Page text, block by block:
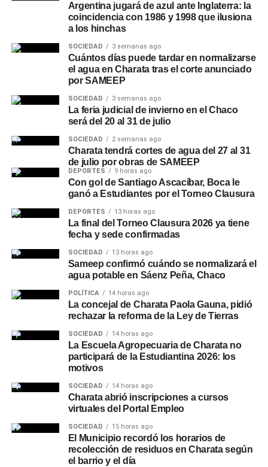
Argentina jugará de azul ante Inglaterra: la
coincidencia con 1986 y 1998 que ilusiona
a los hinchas
SOCIEDAD 3 semanas ago
Cuántos días puede tardar en normalizarse
el agua en Charata tras el corte anunciado
por SAMEEP
SOCIEDAD 3 semanas ago
La feria judicial de invierno en el Chaco
será del 20 al 31 de julio
SOCIEDAD 2 semanas ago
Charata tendrá cortes de agua del 27 al 31
de julio por obras de SAMEEP
DEPORTES 9 horas ago
Con gol de Santiago Ascacíbar, Boca le
ganó a Estudiantes por el Torneo Clausura
DEPORTES 13 horas ago
La final del Torneo Clausura 2026 ya tiene
fecha y sede confirmadas
SOCIEDAD 13 horas ago
Sameep confirmó cuándo se normalizará el
agua potable en Sáenz Peña, Chaco
POLÍTICA 14 horas ago
La concejal de Charata Paola Gauna, pidió
rechazar la reforma de la Ley de Tierras
SOCIEDAD 14 horas ago
La Escuela Agropecuaria de Charata no
participará de la Estudiantina 2026: los
motivos
SOCIEDAD 14 horas ago
Charata abrió inscripciones a cursos
virtuales del Portal Empleo
SOCIEDAD 15 horas ago
El Municipio recordó los horarios de
recolección de residuos en Charata según
el barrio y el día